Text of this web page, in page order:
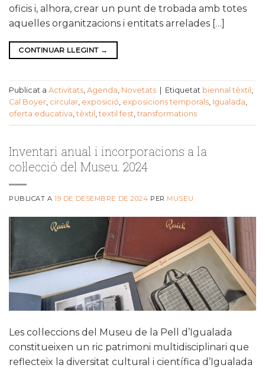
oficis i, alhora, crear un punt de trobada amb totes
aquelles organitzacions i entitats arrelades […]
CONTINUAR LLEGINT →
Publicat a Activitats, Agenda, Novetats Etiquetat biennal tèxtil ,
Cal Boyer, circular, exposició, exposicions temporals, Igualada,
oferta educativa, tèxtil , textil fest, transformations
Inventari anual i incorporacions a la
col·lecció del Museu. 2024
PUBLICAT A19 DE DESEMBRE DE 2024 PER MUSEU
Les col·leccions del Museu de la Pell d’Igualada
constitueixen un ric patrimoni multidisciplinari que
reflecteix la diversitat cultural i científica d’Igualada